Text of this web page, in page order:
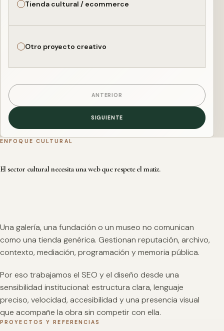
Tienda cultural / ecommerce
Otro proyecto creativo
ANTERIOR
SIGUIENTE
ENFOQUE CULTURAL
El sector cultural necesita una web que respete el matiz.
Una galería, una fundación o un museo no comunican
como una tienda genérica. Gestionan reputación, archivo,
contexto, mediación, programación y memoria pública.
Por eso trabajamos el SEO y el diseño desde una
sensibilidad institucional: estructura clara, lenguaje
preciso, velocidad, accesibilidad y una presencia visual
que acompañe la obra sin competir con ella.
PROYECTOS Y REFERENCIAS